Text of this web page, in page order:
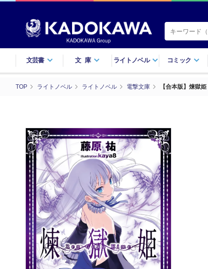
文芸書 文庫 ライトノベル コミック
TOP ライトノベル ライトノベル 電撃文庫 【合本版】煉獄